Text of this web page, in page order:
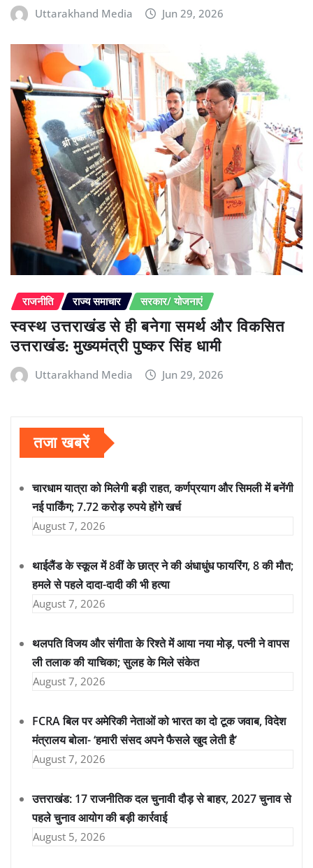
Uttarakhand Media Jun 29, 2026
राजनीति राज्य समाचार सरकार/ योजनाएं
स्वस्थ उत्तराखंड से ही बनेगा समर्थ और विकसित
उत्तराखंड: मुख्यमंत्री पुष्कर सिंह धामी
Uttarakhand Media Jun 29, 2026
तजा खबरें
चारधाम यात्रा को मिलेगी बड़ी राहत, कर्णप्रयाग और सिमली में बनेंगी
नई पार्किंग; 7.72 करोड़ रुपये होंगे खर्च
August 7, 2026
थाईलैंड के स्कूल में 8वीं के छात्र ने की अंधाधुंध फायरिंग, 8 की मौत;
हमले से पहले दादा-दादी की भी हत्या
August 7, 2026
थलपति विजय और संगीता के रिश्ते में आया नया मोड़, पत्नी ने वापस
ली तलाक की याचिका; सुलह के मिले संकेत
August 7, 2026
FCRA बिल पर अमेरिकी नेताओं को भारत का दो टूक जवाब, विदेश
मंत्रालय बोला- ‘हमारी संसद अपने फैसले खुद लेती है’
August 7, 2026
उत्तराखंड: 17 राजनीतिक दल चुनावी दौड़ से बाहर, 2027 चुनाव से
पहले चुनाव आयोग की बड़ी कार्रवाई
August 5, 2026